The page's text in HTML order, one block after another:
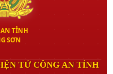
TỈNH
SƠN
TỬ CÔNG AN TỈNH